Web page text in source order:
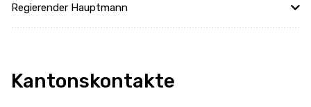
Regierender Hauptmann
Kantonskontakte